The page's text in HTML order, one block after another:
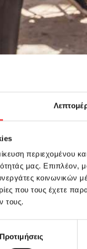
περιεχομένου
μας.
που τους έχετε
τους.
Προτιμήσεις